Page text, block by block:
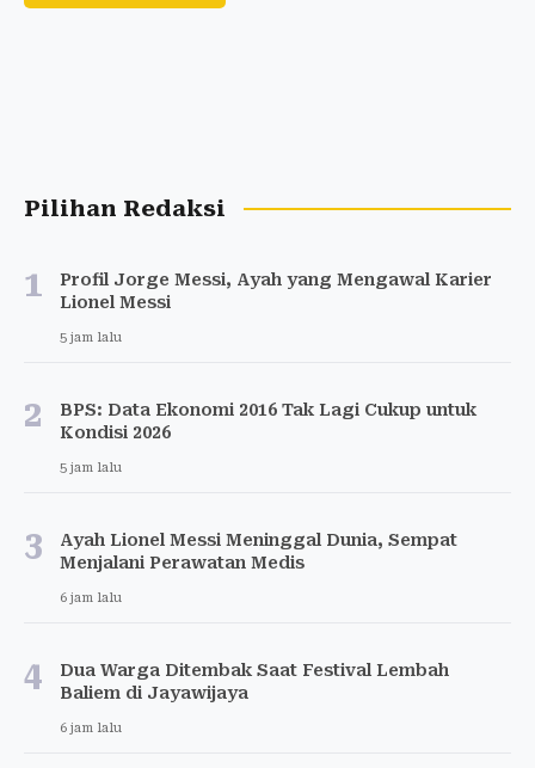
Pilihan Redaksi
1
Profil Jorge Messi, Ayah yang Mengawal Karier
Lionel Messi
5 jam lalu
2
BPS: Data Ekonomi 2016 Tak Lagi Cukup untuk
Kondisi 2026
5 jam lalu
3
Ayah Lionel Messi Meninggal Dunia, Sempat
Menjalani Perawatan Medis
6 jam lalu
4
Dua Warga Ditembak Saat Festival Lembah
Baliem di Jayawijaya
6 jam lalu